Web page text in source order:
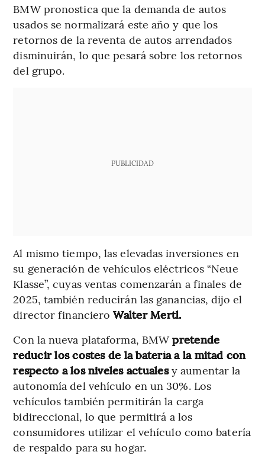
BMW pronostica que la demanda de autos
usados se normalizará este año y que los
retornos de la reventa de autos arrendados
disminuirán, lo que pesará sobre los retornos
del grupo.
PUBLICIDAD
Al mismo tiempo, las elevadas inversiones en
su generación de vehículos eléctricos “Neue
Klasse”, cuyas ventas comenzarán a finales de
2025, también reducirán las ganancias, dijo el
director financieroWalter Mertl.
Con la nueva plataforma, BMWpretende
reducir los costes de la batería a la mitad con
respecto a los niveles actualesy aumentar la
autonomía del vehículo en un 30%. Los
vehículos también permitirán la carga
bidireccional, lo que permitirá a los
consumidores utilizar el vehículo como batería
de respaldo para su hogar.